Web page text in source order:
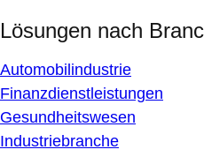
Lösungen nach
Automobilindustrie
Finanzdienstleistungen
Gesundheitswesen
Industriebranche